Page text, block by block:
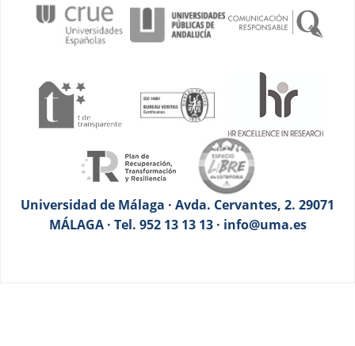
Universidad de Málaga · Avda. Cervantes, 2. 29071
MÁLAGA · Tel. 952 13 13 13 · info@uma.es